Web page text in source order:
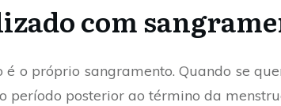
com
o próprio sangramento. Quando se
período posterior ao término da